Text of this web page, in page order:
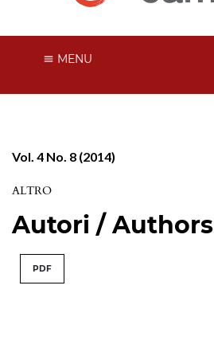
MENU
Vol. 4 No. 8 (2014)
ALTRO
Autori / Authors
PDF